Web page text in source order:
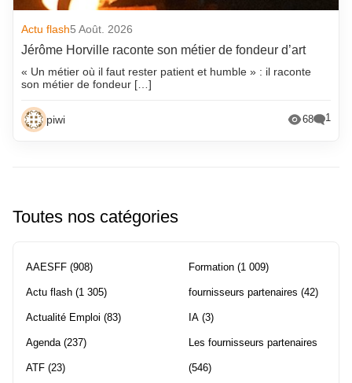
Actu flash5 Août. 2026
Jérôme Horville raconte son métier de fondeur d’art
« Un métier où il faut rester patient et humble » : il raconte
son métier de fondeur […]
piwi 68 1
Toutes nos catégories
AAESFF (908)
Actu flash (1 305)
Actualité Emploi (83)
Agenda (237)
ATF (23)
Formation (1 009)
fournisseurs partenaires (42)
IA (3)
Les fournisseurs partenaires
(546)